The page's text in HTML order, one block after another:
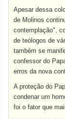
Apesar dessa
de Molinos
contemplação",
de teólogos de
também se
confessor do
erros da nova
A proteção do
condenar um
foi o fator que